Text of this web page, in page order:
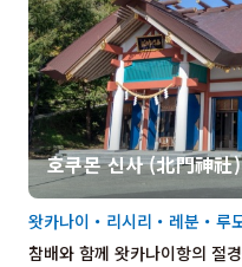
호쿠몬 신사 (北門神社)
참배와 함께 왓카나이항의 절
왓카나이・리시리・레분・루